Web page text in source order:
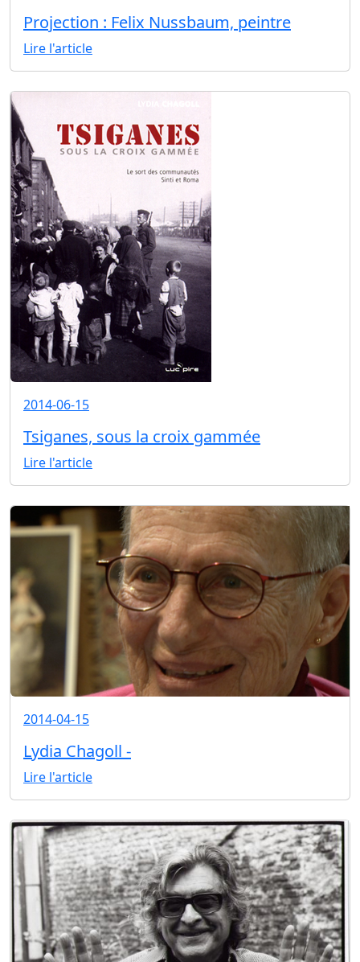
Projection : Felix Nussbaum, peintre
Lire l'article
2014-06-15
Tsiganes, sous la croix gammée
Lire l'article
2014-04-15
Lydia Chagoll -
Lire l'article